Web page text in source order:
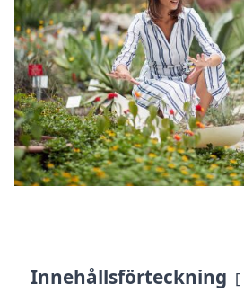
Innehållsförteckning